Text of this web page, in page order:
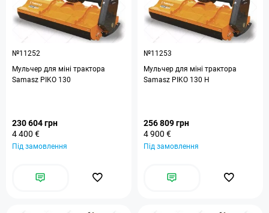
№11252
Мульчер для міні трактора
Samasz PIKO 130
230 604 грн
4 400 €
Під замовлення
№11253
Мульчер для міні трактора
Samasz PIKO 130 H
256 809 грн
4 900 €
Під замовлення